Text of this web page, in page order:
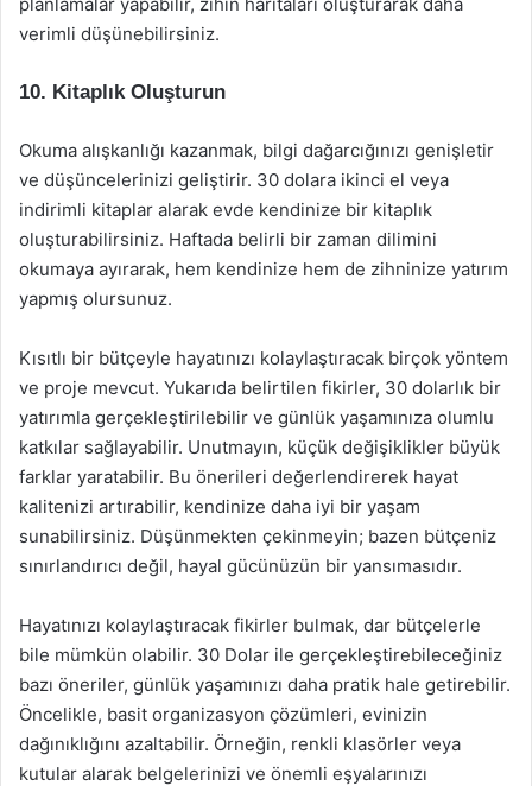
verimli düşünebilirsiniz.
10. Kitaplık Oluşturun
Okuma alışkanlığı kazanmak, bilgi dağarcığınızı genişletir
ve düşüncelerinizi geliştirir. 30 dolara ikinci el veya
indirimli kitaplar alarak evde kendinize bir kitaplık
oluşturabilirsiniz. Haftada belirli bir zaman dilimini
okumaya ayırarak, hem kendinize hem de zihninize yatırım
yapmış olursunuz.
Kısıtlı bir bütçeyle hayatınızı kolaylaştıracak birçok yöntem
ve proje mevcut. Yukarıda belirtilen fikirler, 30 dolarlık bir
yatırımla gerçekleştirilebilir ve günlük yaşamınıza olumlu
katkılar sağlayabilir. Unutmayın, küçük değişiklikler büyük
farklar yaratabilir. Bu önerileri değerlendirerek hayat
kalitenizi artırabilir, kendinize daha iyi bir yaşam
sunabilirsiniz. Düşünmekten çekinmeyin; bazen bütçeniz
sınırlandırıcı değil, hayal gücünüzün bir yansımasıdır.
Hayatınızı kolaylaştıracak fikirler bulmak, dar bütçelerle
bile mümkün olabilir. 30 Dolar ile gerçekleştirebileceğiniz
bazı öneriler, günlük yaşamınızı daha pratik hale getirebilir.
Öncelikle, basit organizasyon çözümleri, evinizin
dağınıklığını azaltabilir. Örneğin, renkli klasörler veya
kutular alarak belgelerinizi ve önemli eşyalarınızı